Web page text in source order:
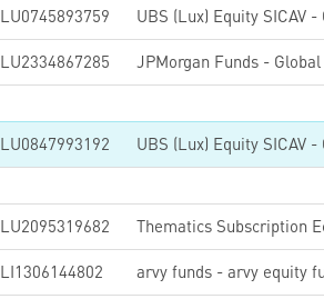
LU0745893759
LU2334867285 JPMorgan Funds -
LU0847993192
LU2095319682 Thematics Subscription
LI1306144802 arvy funds - arvy equity